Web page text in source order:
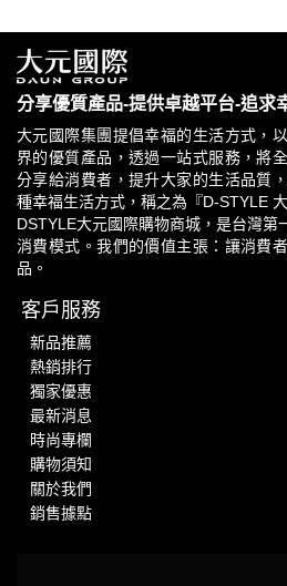
分享優質產品-提供卓越平台-追求
大元國際集團提倡幸福的生活方式，
界的優質產品，透過一站式服務，將
分享給消費者，提升大家的生活品質
種幸福生活方式，稱之為『D-STYLE
DSTYLE大元國際購物商城，是台灣第
消費模式。我們的價值主張：讓消費
品。
客戶服務
新品推薦
熱銷排行
獨家優惠
最新消息
時尚專欄
購物須知
關於我們
銷售據點